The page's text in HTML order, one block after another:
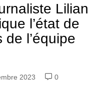
Lilian
l’état de
l’équipe
2023
0